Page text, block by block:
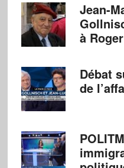
Jean-
à
Débat
de